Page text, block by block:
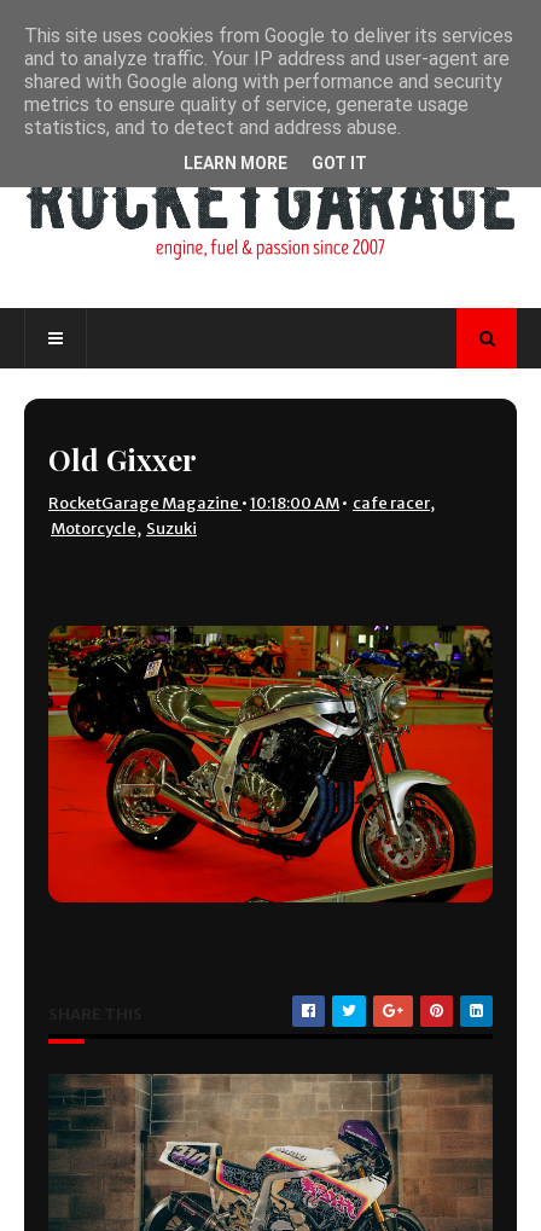
Old Gixxer
RocketGarage Magazine •10:18:00 AM• cafe racer,
Motorcycle, Suzuki
This site uses cookies from Google to deliver its services
and to analyze traffic. Your IP address and user-agent are
shared with Google along with performance and security
metrics to ensure quality of service, generate usage
statistics, and to detect and address abuse.
LEARN MORE GOT IT